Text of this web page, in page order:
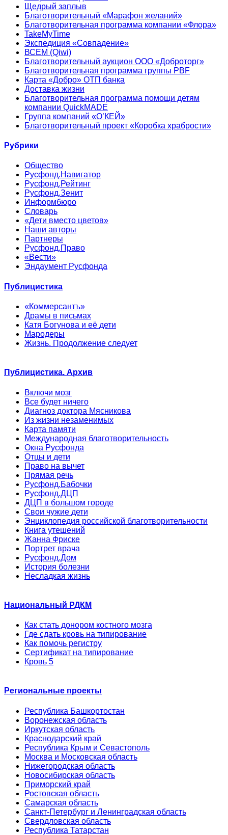
Щедрый заплыв
Благотворительный «Марафон желаний»
Благотворительная программа компании «Флора»
TakeMyTime
Экспедиция «Совпадение»
ВСЕМ (Qiwi)
Благотворительный аукцион ООО «Доброторг»
Благотворительная программа группы PBF
Карта «Добро» ОТП банка
Доставка жизни
Благотворительная программа помощи детям
компании QuickMADE
Группа компаний «О’КЕЙ»
Благотворительный проект «Коробка храбрости»
Рубрики
Общество
Русфонд.Навигатор
Русфонд.Рейтинг
Русфонд.Зенит
Информбюро
Словарь
«Дети вместо цветов»
Наши авторы
Партнеры
Русфонд.Право
«Вести»
Эндаумент Русфонда
Публицистика
«Коммерсантъ»
Драмы в письмах
Катя Богунова и её дети
Мародеры
Жизнь. Продолжение следует
Публицистика. Архив
Включи мозг
Все будет ничего
Диагноз доктора Мясникова
Из жизни незаменимых
Карта памяти
Международная благотворительность
Окна Русфонда
Отцы и дети
Право на вычет
Прямая речь
Русфонд.Бабочки
Русфонд.ДЦП
ДЦП в большом городе
Свои чужие дети
Энциклопедия российской благотворительности
Книга утешений
Жанна Фриске
Портрет врача
Русфонд.Дом
История болезни
Несладкая жизнь
Национальный РДКМ
Как стать донором костного мозга
Где сдать кровь на типирование
Как помочь регистру
Сертификат на типирование
Кровь 5
Региональные проекты
Республика Башкортостан
Воронежская область
Иркутская область
Краснодарский край
Республика Крым и Севастополь
Москва и Московская область
Нижегородская область
Новосибирская область
Приморский край
Ростовская область
Самарская область
Санкт-Петербург и Ленинградская область
Свердловская область
Республика Татарстан